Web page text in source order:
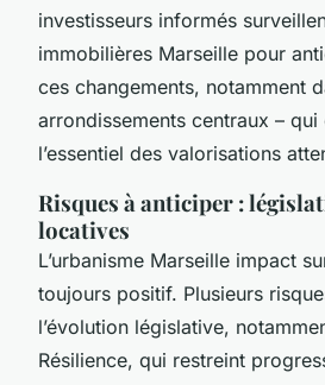
investisseurs informés
immobilières Marseille pour
ces changements, notamment
arrondissements centraux –
l’essentiel des valorisations
Risques à anticiper :
locatives
L’urbanisme Marseille impact
toujours positif. Plusieurs
l’évolution législative,
Résilience, qui restreint